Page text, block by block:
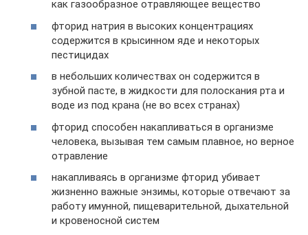
как газообразное отравляющее вещество
фторид натрия в высоких концентрациях
содержится в крысинном яде и некоторых
пестицидах
в небольших количествах он содержится в
зубной пасте, в жидкости для полоскания рта и
воде из под крана (не во всех странах)
фторид способен накапливаться в организме
человека, вызывая тем самым плавное, но верное
отравление
накапливаясь в организме фторид убивает
жизненно важные энзимы, которые отвечают за
работу имунной, пищеварительной, дыхательной
и кровеносной систем